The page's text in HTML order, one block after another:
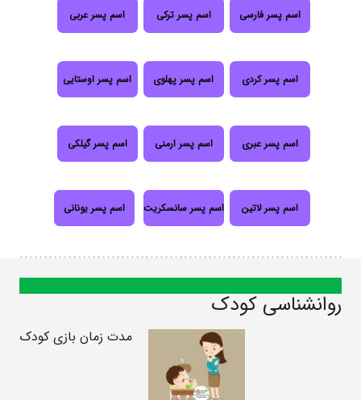
اسم پسر فارسی اسم پسر ترکی اسم پسر عربی
اسم پسر کردی اسم پسر پهلوی اسم پسر اوستایی
اسم پسر عبری اسم پسر ارمنی اسم پسر گیلکی
اسم پسر لاتین اسم پسر سانسکریت اسم پسر یونانی
روانشناسی کودک
مدت زمان بازی کودک